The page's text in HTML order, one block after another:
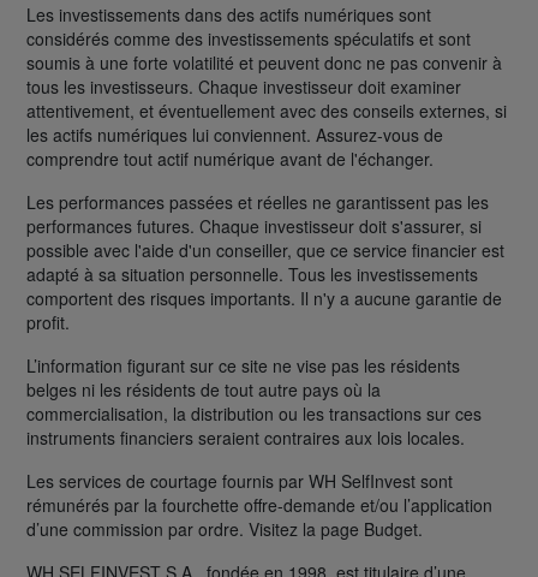
Les investissements dans des actifs numériques sont
considérés comme des investissements spéculatifs et sont
soumis à une forte volatilité et peuvent donc ne pas convenir à
tous les investisseurs. Chaque investisseur doit examiner
attentivement, et éventuellement avec des conseils externes, si
les actifs numériques lui conviennent. Assurez-vous de
comprendre tout actif numérique avant de l'échanger.
Les performances passées et réelles ne garantissent pas les
performances futures. Chaque investisseur doit s'assurer, si
possible avec l'aide d'un conseiller, que ce service financier est
adapté à sa situation personnelle. Tous les investissements
comportent des risques importants. Il n'y a aucune garantie de
profit.
L’information figurant sur ce site ne vise pas les résidents
belges ni les résidents de tout autre pays où la
commercialisation, la distribution ou les transactions sur ces
instruments financiers seraient contraires aux lois locales.
Les services de courtage fournis par WH SelfInvest sont
rémunérés par la fourchette offre-demande et/ou l’application
d’une commission par ordre. Visitez la page Budget.
WH SELFINVEST S.A., fondée en 1998, est titulaire d’une